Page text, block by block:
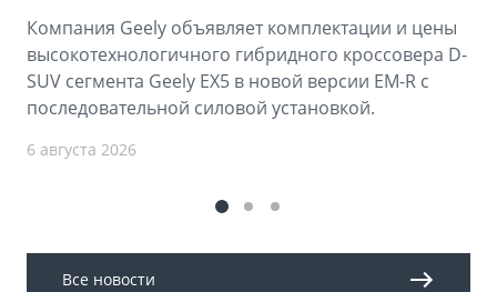
Компания Geely объявляет комплектации и цены
высокотехнологичного гибридного кроссовера D-
SUV сегмента Geely EX5 в новой версии EM-R с
последовательной силовой установкой.
6 августа 2026
Все новости